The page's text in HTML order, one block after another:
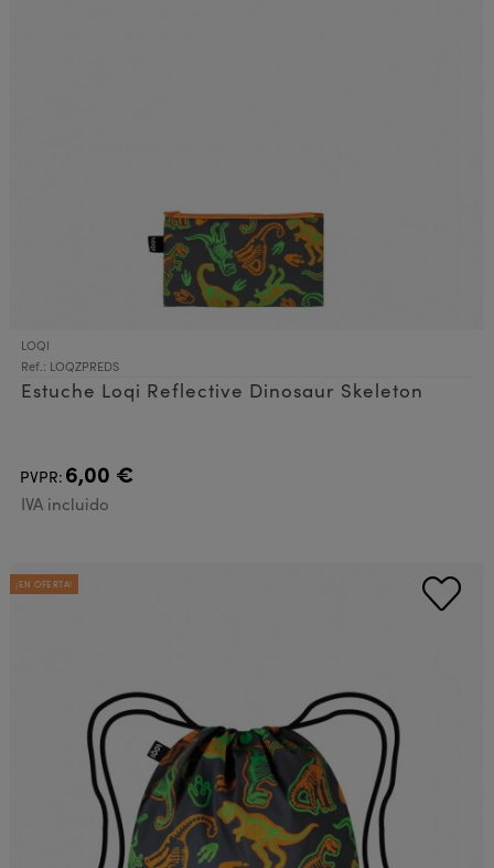
LOQI
Ref.: LOQZPREDS
Estuche Loqi Reflective Dinosaur Skeleton
PVPR: 6,00 €
IVA incluido
¡EN OFERTA!